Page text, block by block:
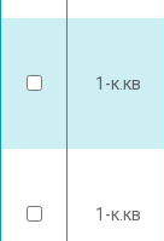
1-к.кв
1-к.кв